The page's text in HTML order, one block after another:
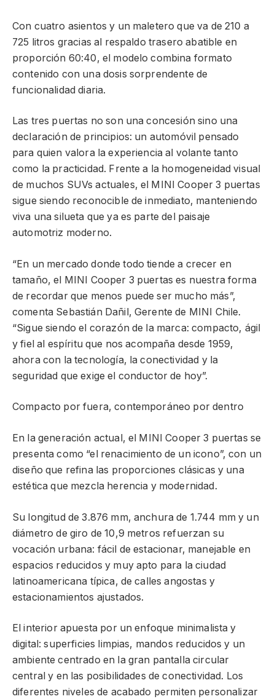
Con cuatro asientos y un maletero que va de 210 a
725 litros gracias al respaldo trasero abatible en
proporción 60:40, el modelo combina formato
contenido con una dosis sorprendente de
funcionalidad diaria.
Las tres puertas no son una concesión sino una
declaración de principios: un automóvil pensado
para quien valora la experiencia al volante tanto
como la practicidad. Frente a la homogeneidad visual
de muchos SUVs actuales, el MINI Cooper 3 puertas
sigue siendo reconocible de inmediato, manteniendo
viva una silueta que ya es parte del paisaje
automotriz moderno.
“En un mercado donde todo tiende a crecer en
tamaño, el MINI Cooper 3 puertas es nuestra forma
de recordar que menos puede ser mucho más”,
comenta Sebastián Dañil, Gerente de MINI Chile.
“Sigue siendo el corazón de la marca: compacto, ágil
y fiel al espíritu que nos acompaña desde 1959,
ahora con la tecnología, la conectividad y la
seguridad que exige el conductor de hoy”.
Compacto por fuera, contemporáneo por dentro
En la generación actual, el MINI Cooper 3 puertas se
presenta como “el renacimiento de un icono”, con un
diseño que refina las proporciones clásicas y una
estética que mezcla herencia y modernidad.
Su longitud de 3.876 mm, anchura de 1.744 mm y un
diámetro de giro de 10,9 metros refuerzan su
vocación urbana: fácil de estacionar, manejable en
espacios reducidos y muy apto para la ciudad
latinoamericana típica, de calles angostas y
estacionamientos ajustados.
El interior apuesta por un enfoque minimalista y
digital: superficies limpias, mandos reducidos y un
ambiente centrado en la gran pantalla circular
central y en las posibilidades de conectividad. Los
diferentes niveles de acabado permiten personalizar